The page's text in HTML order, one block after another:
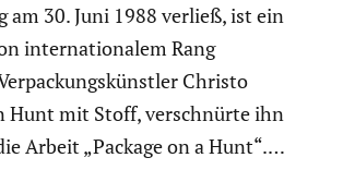
am 30. Juni 1988 verließ, ist ein
inter­na­tio­nalem Rang
Christo
Hunt mit Stoff, verschnürte ihn
Arbeit „Package on a Hunt“.…